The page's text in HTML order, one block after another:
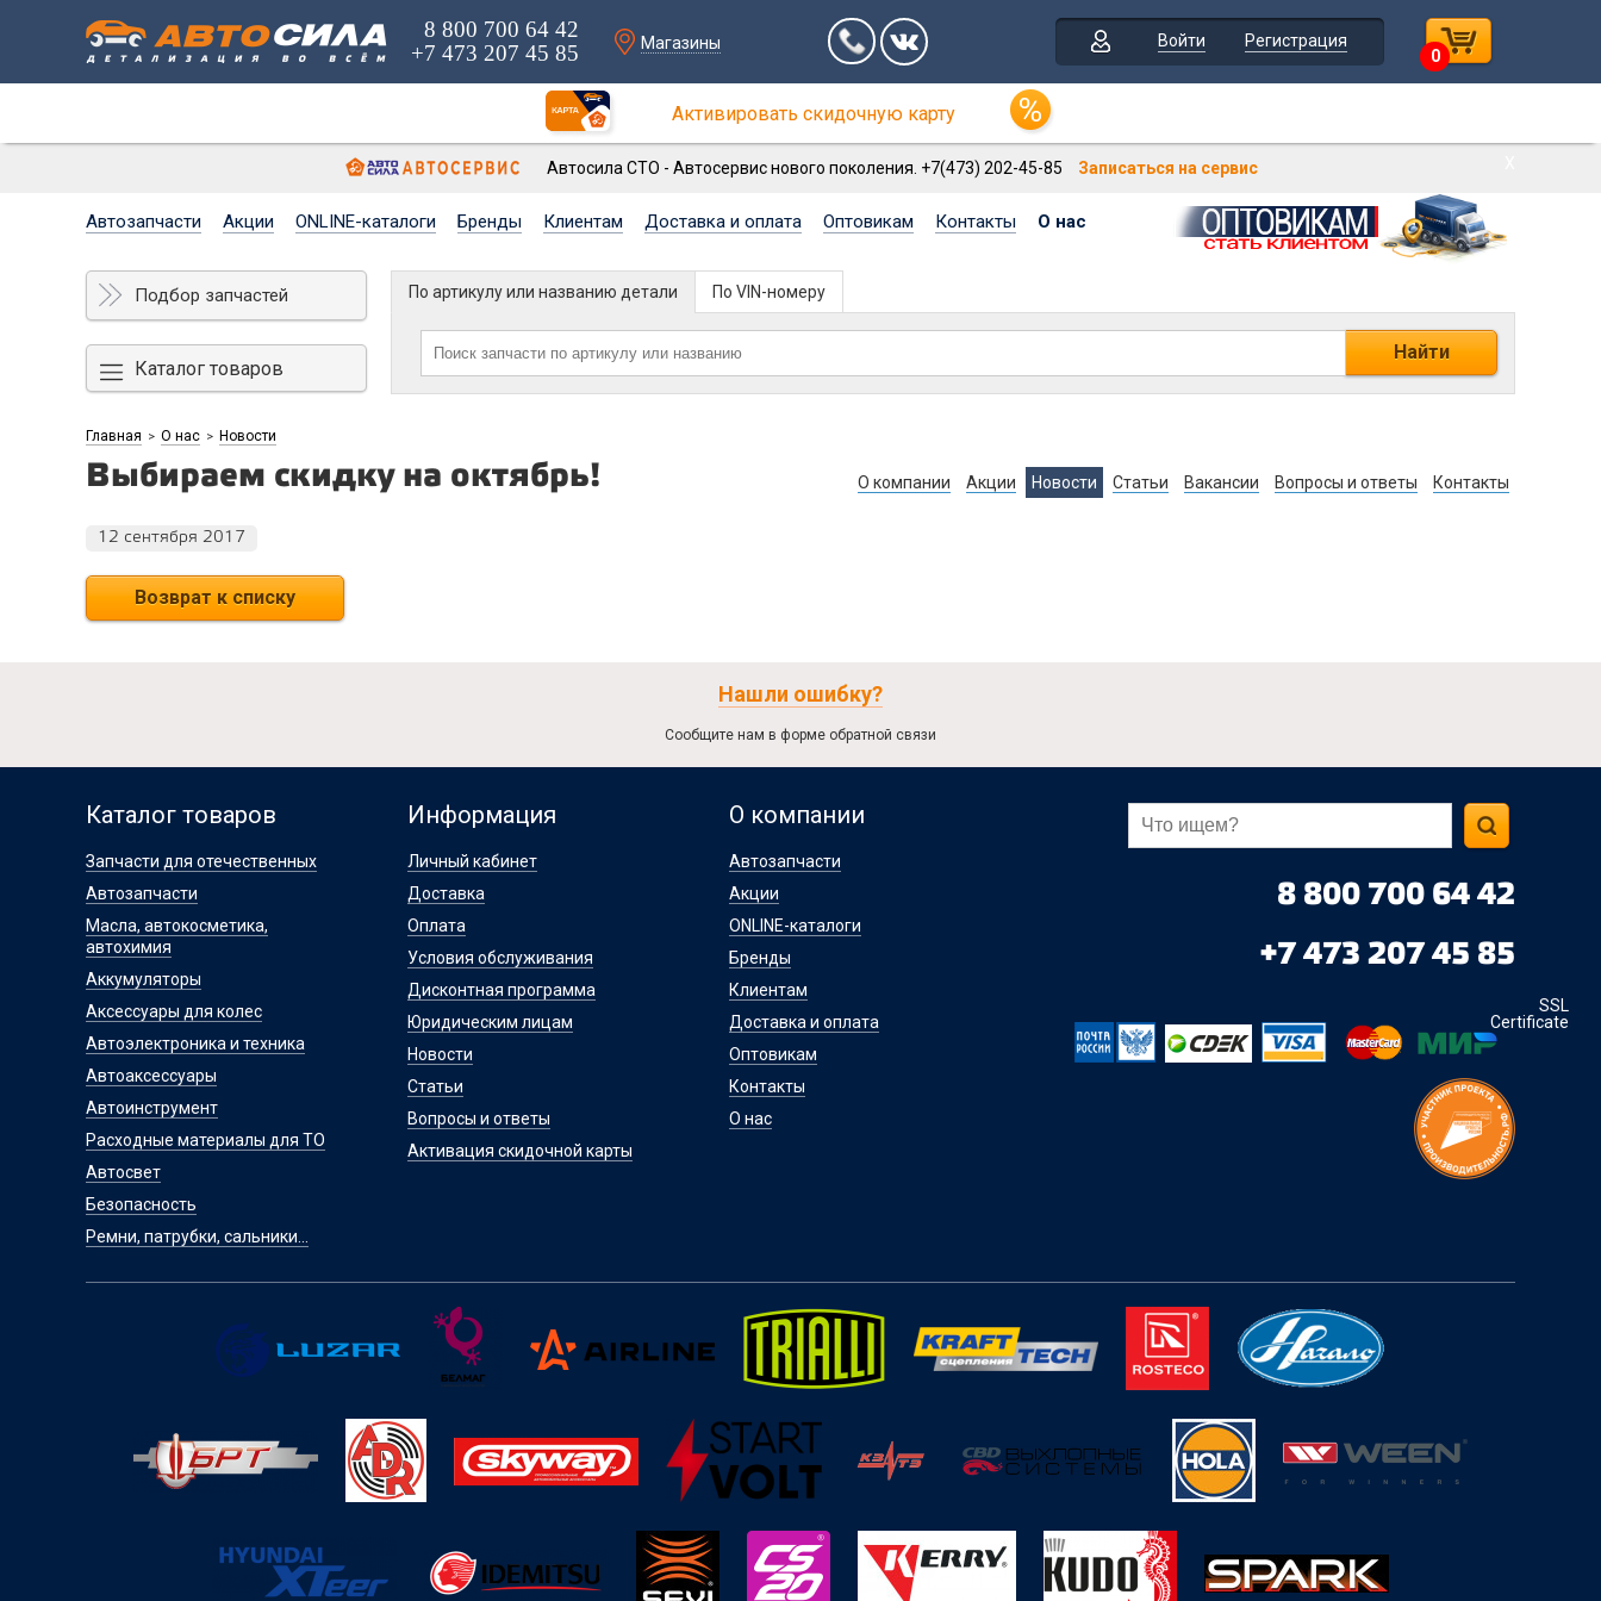
8 800 700 64 42
+7 473 207 45 85
Магазины Войти
Регистрация
0
Активировать скидочную карту
Автосила СТО - Автосервис нового поколения. +7(473) 202-45-85 Записаться на сервис
Автозапчасти Акции ONLINE-каталоги Бренды Клиентам Доставка и оплата Оптовикам Контакты О нас
Подбор запчастей
Каталог товаров
По артикулу или названию детали
Найти
По VIN-номеру
Главная > О нас > Новости
Выбираем скидку на октябрь! О компании Акции Новости Статьи Вакансии Вопросы и ответы Контакты
12 сентября 2017
Возврат к списку
Нашли ошибку?
Сообщите нам в форме обратной связи
Каталог товаров
Запчасти для отечественных
Автозапчасти
Масла, автокосметика,
автохимия
Аккумуляторы
Аксессуары для колес
Автоэлектроника и техника
Автоаксессуары
Автоинструмент
Расходные материалы для ТО
Автосвет
Безопасность
Ремни, патрубки, сальники...
Информация
Личный кабинет
Доставка
Оплата
Условия обслуживания
Дисконтная программа
Юридическим лицам
Новости
Статьи
Вопросы и ответы
Активация скидочной карты
О компании
Автозапчасти
Акции
ONLINE-каталоги
Бренды
Клиентам
Доставка и оплата
Оптовикам
Контакты
О нас
8 800 700 64 42
+7 473 207 45 85
SSL
Certificate